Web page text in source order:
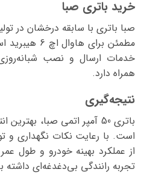
خرید باتری صبا
صبا باتری با سابقه درخشان در
مطمئن برای
خدمات ارسال و نصب
همراه دارد.
نتیجه‌گیری
است. با رعایت نکات نگهداری و
از عملکرد بهینه خودرو و طول
تجربه رانندگی بی‌دغدغه‌ای داشته